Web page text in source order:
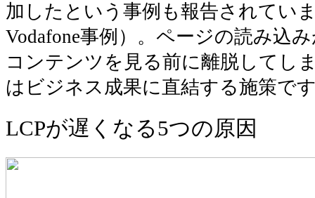
加したという事例も報告されてい
Vodafone事例）。ページの読み込
コンテンツを見る前に離脱してし
はビジネス成果に直結する施策で
LCPが遅くなる5つの原因